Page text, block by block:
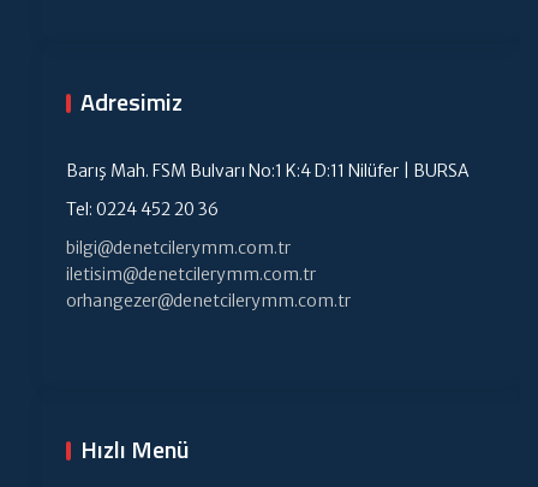
Adresimiz
Barış Mah. FSM Bulvarı No:1 K:4 D:11 Nilüfer | BURSA
Tel: 0224 452 20 36
bilgi@denetcilerymm.com.tr
iletisim@denetcilerymm.com.tr
orhangezer@denetcilerymm.com.tr
Hızlı Menü